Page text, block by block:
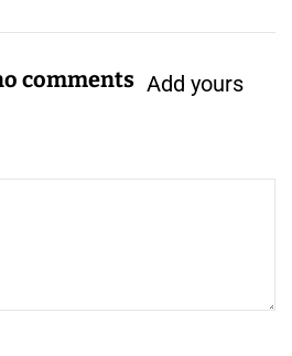
comments Add yours